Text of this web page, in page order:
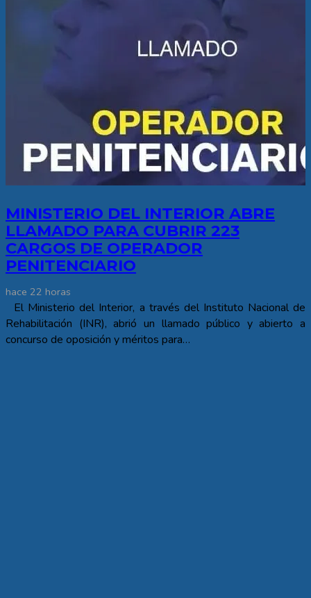
MINISTERIO DEL INTERIOR ABRE
LLAMADO PARA CUBRIR 223
CARGOS DE OPERADOR
PENITENCIARIO
hace 22 horas
El Ministerio del Interior, a través del Instituto Nacional de
Rehabilitación (INR), abrió un llamado público y abierto a
concurso de oposición y méritos para…